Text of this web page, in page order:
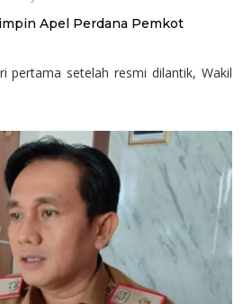
Apel Perdana Pemkot
pertama setelah resmi dilantik, Wakil